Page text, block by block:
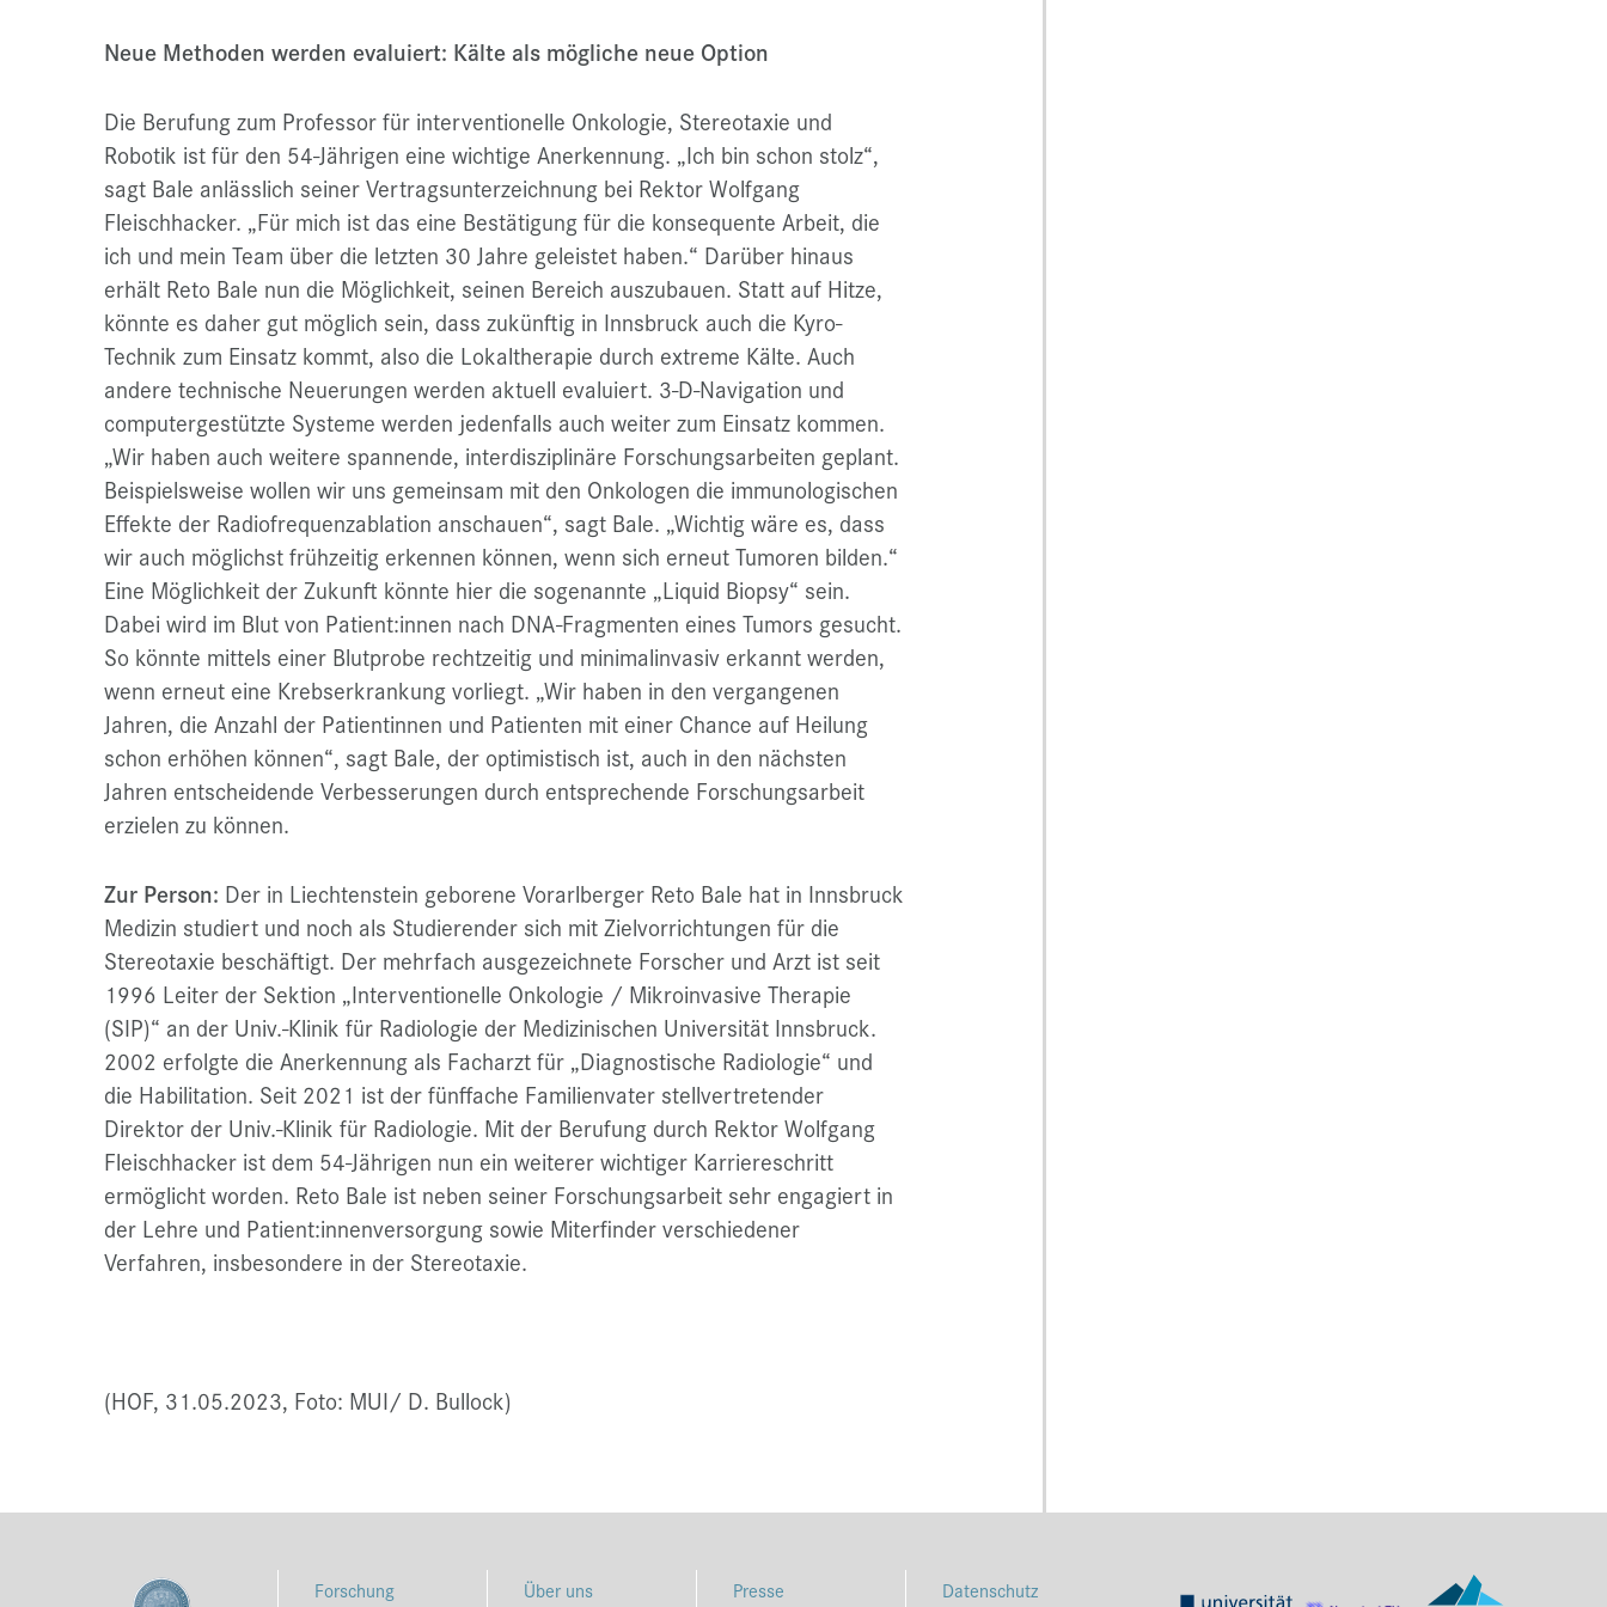
Neue Methoden werden evaluiert: Kälte als mögliche neue Option
Die Berufung zum Professor für interventionelle Onkologie, Stereotaxie und
Robotik ist für den 54-Jährigen eine wichtige Anerkennung. „Ich bin schon stolz“,
sagt Bale anlässlich seiner Vertragsunterzeichnung bei Rektor Wolfgang
Fleischhacker. „Für mich ist das eine Bestätigung für die konsequente Arbeit, die
ich und mein Team über die letzten 30 Jahre geleistet haben.“ Darüber hinaus
erhält Reto Bale nun die Möglichkeit, seinen Bereich auszubauen. Statt auf Hitze,
könnte es daher gut möglich sein, dass zukünftig in Innsbruck auch die Kyro-
Technik zum Einsatz kommt, also die Lokaltherapie durch extreme Kälte. Auch
andere technische Neuerungen werden aktuell evaluiert. 3-D-Navigation und
computergestützte Systeme werden jedenfalls auch weiter zum Einsatz kommen.
„Wir haben auch weitere spannende, interdisziplinäre Forschungsarbeiten geplant.
Beispielsweise wollen wir uns gemeinsam mit den Onkologen die immunologischen
Effekte der Radiofrequenzablation anschauen“, sagt Bale. „Wichtig wäre es, dass
wir auch möglichst frühzeitig erkennen können, wenn sich erneut Tumoren bilden.“
Eine Möglichkeit der Zukunft könnte hier die sogenannte „Liquid Biopsy“ sein.
Dabei wird im Blut von Patient:innen nach DNA-Fragmenten eines Tumors gesucht.
So könnte mittels einer Blutprobe rechtzeitig und minimalinvasiv erkannt werden,
wenn erneut eine Krebserkrankung vorliegt. „Wir haben in den vergangenen
Jahren, die Anzahl der Patientinnen und Patienten mit einer Chance auf Heilung
schon erhöhen können“, sagt Bale, der optimistisch ist, auch in den nächsten
Jahren entscheidende Verbesserungen durch entsprechende Forschungsarbeit
erzielen zu können.
Zur Person: Der in Liechtenstein geborene Vorarlberger Reto Bale hat in Innsbruck
Medizin studiert und noch als Studierender sich mit Zielvorrichtungen für die
Stereotaxie beschäftigt. Der mehrfach ausgezeichnete Forscher und Arzt ist seit
1996 Leiter der Sektion „Interventionelle Onkologie / Mikroinvasive Therapie
(SIP)“ an der Univ.-Klinik für Radiologie der Medizinischen Universität Innsbruck.
2002 erfolgte die Anerkennung als Facharzt für „Diagnostische Radiologie“ und
die Habilitation. Seit 2021 ist der fünffache Familienvater stellvertretender
Direktor der Univ.-Klinik für Radiologie. Mit der Berufung durch Rektor Wolfgang
Fleischhacker ist dem 54-Jährigen nun ein weiterer wichtiger Karriereschritt
ermöglicht worden. Reto Bale ist neben seiner Forschungsarbeit sehr engagiert in
der Lehre und Patient:innenversorgung sowie Miterfinder verschiedener
Verfahren, insbesondere in der Stereotaxie.
(HOF, 31.05.2023, Foto: MUI/ D. Bullock)
Forschung Über uns Presse Datenschutz